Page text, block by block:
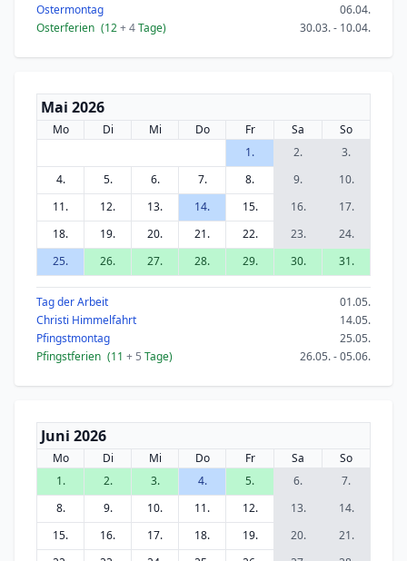
Ostermontag
06.04.
Osterferien (12+ 4Tage) 30.03. - 10.04.
Mai 2026
Mo Di Mi Do Fr Sa
So
1.
2.
3.
4.
5. 6. 7. 8. 9.
10.
11.
12. 13. 14. 15. 16.
17.
18.
19. 20. 21. 22. 23.
24.
25.
26. 27. 28. 29. 30. 31.
Tag der Arbeit
01.05.
Christi Himmelfahrt
14.05.
Pfingstmontag
25.05.
Pfingstferien (11 + 5 Tage) 26.05. - 05.06.
Juni 2026
Mo Di Mi Do Fr Sa
So
1.
2. 3. 4. 5. 6.
7.
8.
9. 10. 11. 12. 13.
14.
15.
16. 17. 18. 19. 20.
21.